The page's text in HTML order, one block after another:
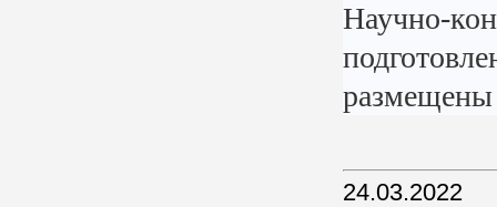
Научно-
24.03.2022